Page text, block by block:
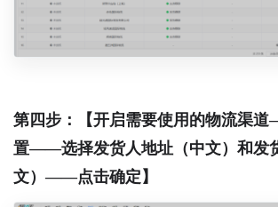
第四步：【开启需要使用的物流渠
置——选择发货人地址（中文）和发
文）——点击确定】